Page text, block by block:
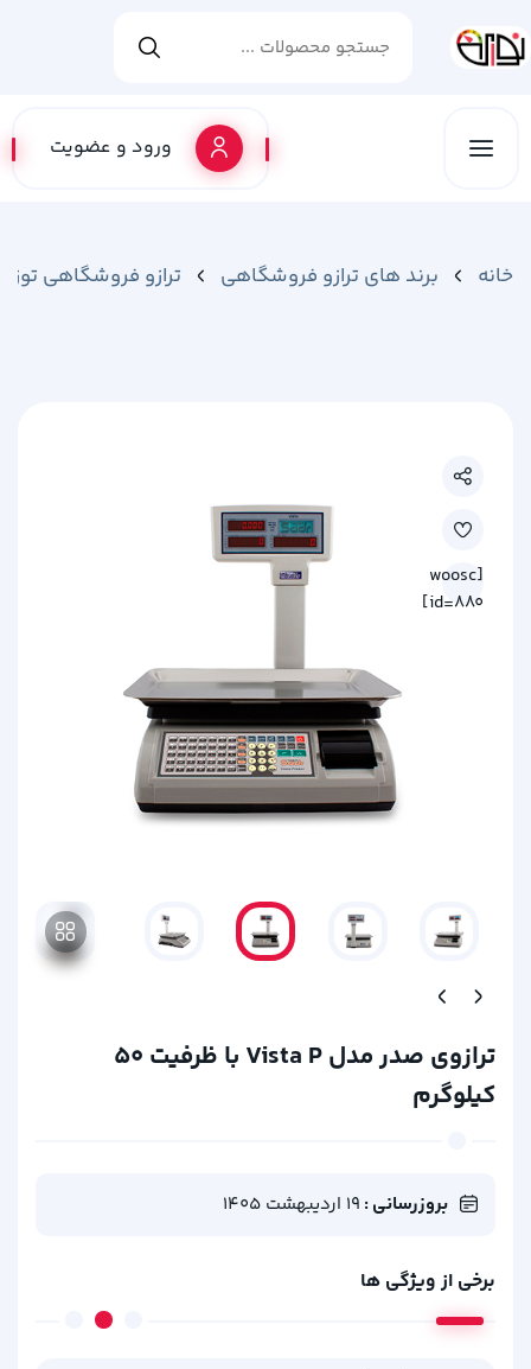
ورود و عضویت
خانه برند های ترازو فروشگاهی ترازو فروشگاهی
[woosc
id=880]
ترازوی صدر مدل Vista P با ظرفیت 50
کیلوگرم
بروزرسانی : 19 اردیبهشت 1405
برخی از ویژگی ها